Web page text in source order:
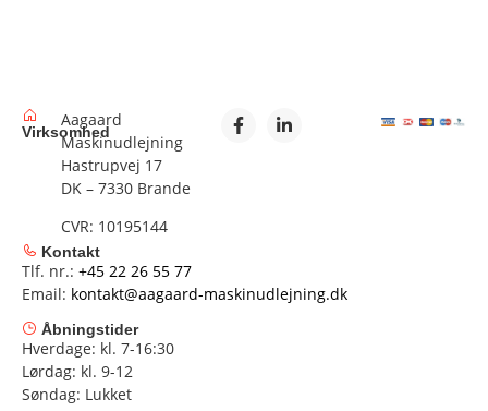
Virksomhed
Aagaard
Maskinudlejning
Hastrupvej 17
DK – 7330 Brande
CVR: 10195144
Kontakt
Tlf. nr.: +45 22 26 55 77
Email: kontakt@aagaard-maskinudlejning.dk
Åbningstider
Hverdage: kl. 7-16:30
Lørdag: kl. 9-12
Søndag: Lukket